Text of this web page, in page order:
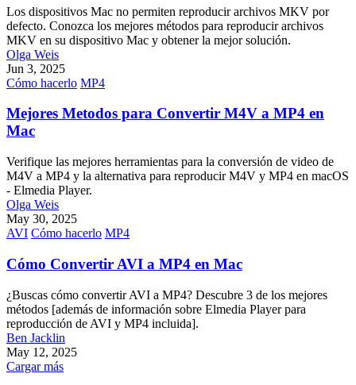
Los dispositivos Mac no permiten reproducir archivos MKV por
defecto. Conozca los mejores métodos para reproducir archivos
MKV en su dispositivo Mac y obtener la mejor solución.
Olga Weis
Jun 3, 2025
Cómo hacerlo MP4
Mejores Metodos para Convertir M4V a MP4 en
Mac
Verifique las mejores herramientas para la conversión de video de
M4V a MP4 y la alternativa para reproducir M4V y MP4 en macOS
- Elmedia Player.
Olga Weis
May 30, 2025
AVI Cómo hacerlo MP4
Cómo Convertir AVI a MP4 en Mac
¿Buscas cómo convertir AVI a MP4? Descubre 3 de los mejores
métodos [además de información sobre Elmedia Player para
reproducción de AVI y MP4 incluida].
Ben Jacklin
May 12, 2025
Cargar más